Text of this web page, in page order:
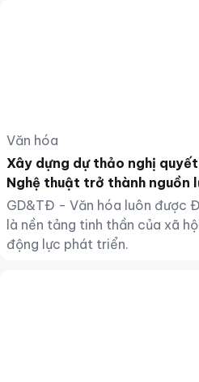
Văn hóa
Xây dựng dự thảo nghị
Nghệ thuật trở thành nguồn
GD&TĐ - Văn hóa luôn được
là nền tảng tinh thần của xã
động lực phát triển.